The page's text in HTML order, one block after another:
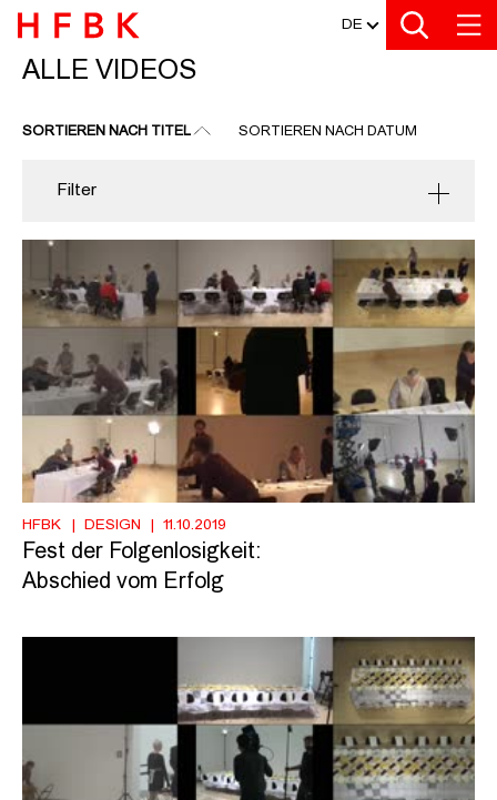
Zu den Filtern
Zur Metanavigation
Zur Hauptnavigation
Zur Suche
Zum Inhalt
Zum Seitenfuss DE
ALLE VIDEOS
ALLE VIDEOS
SORTIEREN NACH TITEL SORTIEREN NACH DATUM
Filter
HFBK DESIGN 11.10.2019
Fest der Folgenlosigkeit:
Abschied vom Erfolg